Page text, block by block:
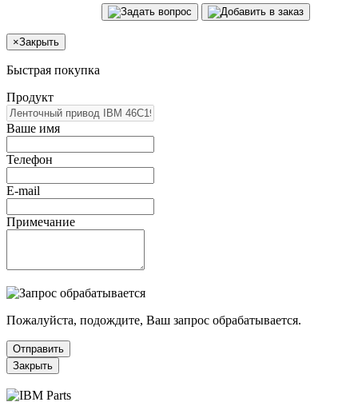
×Закрыть
Быстрая покупка
Продукт
Ваше имя
Телефон
E-mail
Примечание
Пожалуйста, подождите, Ваш запрос обрабатывается.
Отправить
Закрыть